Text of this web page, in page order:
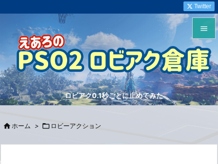
ロビアク0.1秒ごとに止めてみた


メニュ

サイド


Twitter
 ホーム >  ロビーアクション